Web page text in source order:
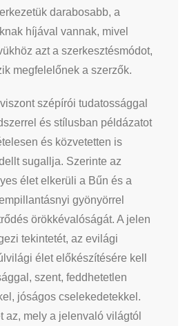
darabosabb, a
híjával vannak, mivel
azt a szerkesztésmódot,
megfelelőnek a szerzők.
szépírói tudatossággal
és stílusban példázatot
és közvetetten is
sugallja. Szerinte az
élet elkerüli a Bűn és a
gyönyörrel
örökkévalóságát. A jelen
tekintetét, az evilági
élet előkészítésére kell
szent, feddhetetlen
jóságos cselekedetekkel.
az, mely a jelenvaló világtól